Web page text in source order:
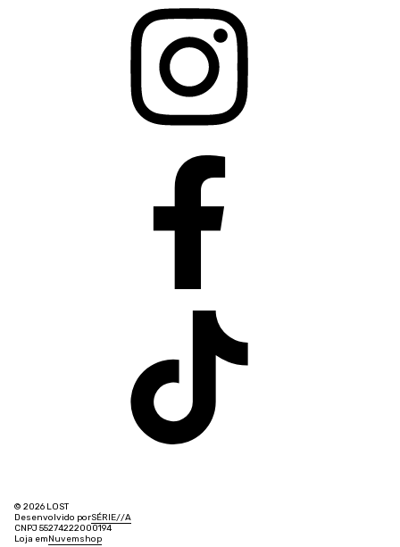
© 2026 LOST
Desenvolvido porSÉRIE//A
CNPJ 55274222000194
Loja emNuvemshop